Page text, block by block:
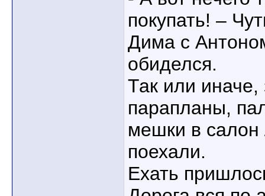
покупать! –
Дима с
обиделся.
Так или иначе,
парапланы,
мешки в салон
поехали.
Ехать